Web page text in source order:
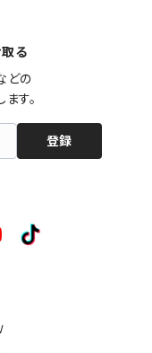
る
どの
す。
登録